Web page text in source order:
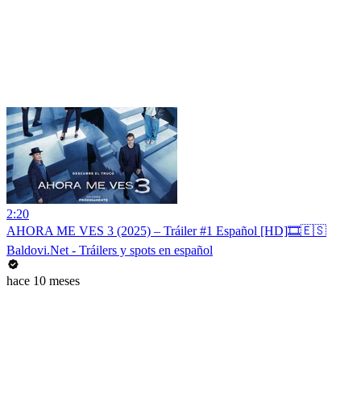
2:20
AHORA ME VES 3 (2025) – Tráiler #1 Español [HD]🎞️🇪🇸
Baldovi.Net - Tráilers y spots en español
hace 10 meses